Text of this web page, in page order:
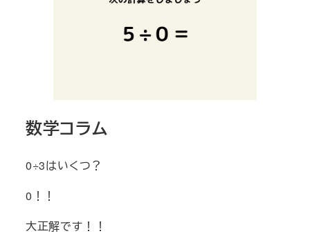
数学コラム
0÷3はいくつ？
0！！
大正解です！！